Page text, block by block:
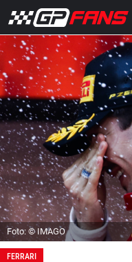
Foto: © IMAGO
FERRARI